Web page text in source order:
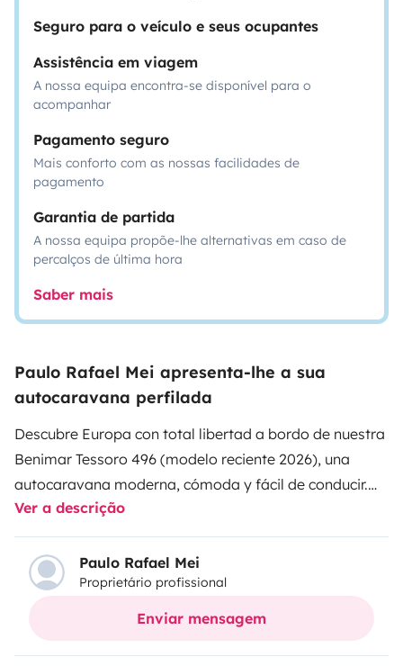
Seguro para o veículo e seus ocupantes
Assistência em viagem
A nossa equipa encontra-se disponível para o
acompanhar
Pagamento seguro
Mais conforto com as nossas facilidades de
pagamento
Garantia de partida
A nossa equipa propõe-lhe alternativas em caso de
percalços de última hora
Saber mais
Paulo Rafael Mei apresenta-lhe a sua
autocaravana perfilada
Descubre Europa con total libertad a bordo de nuestra
Benimar Tessoro 496 (modelo reciente 2026), una
autocaravana moderna, cómoda y fácil de conducir.
Con 7,43 m de largo, 2,30 m de ancho y 2,89 m de alto,
ofrece un excelente equilibrio entre espacio interior y
manejabilidad, ideal tanto para una primera
experiencia como para viajes más largos. Equipada
con motor de 165 CV sobre base Ford Transit,
en todo tipo de rutas. En el interior cuenta con un salón
Ver a descrição
Paulo Rafael Mei
Proprietário profissional
Enviar mensagem